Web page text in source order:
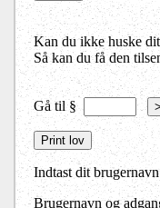
Kan du ikke huske
Så kan du få den
Gå til § >
Indtast dit
Brugernavn og